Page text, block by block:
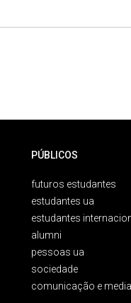
PÚBLICOS
futuros estudantes
estudantes ua
estudantes
alumni
pessoas ua
sociedade
comunicação e media